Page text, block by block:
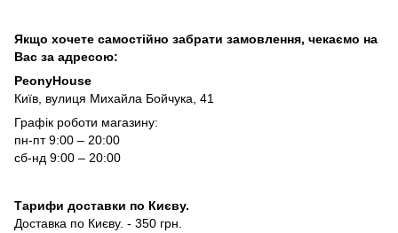
Якщо хочете самостійно забрати замовлення, чекаємо на
Вас за адресою:
PeonyHouse
Київ, вулиця Михайла Бойчука, 41
Графік роботи магазину:
пн-пт 9:00 – 20:00
сб-нд 9:00 – 20:00
Тарифи доставки по Києву.
Доставка по Києву. - 350 грн.